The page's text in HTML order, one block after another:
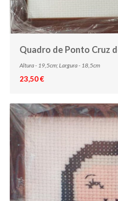
Quadro de Ponto Cruz
Altura - 19,5cm; Largura - 18,5cm
23,50 €